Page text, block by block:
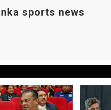
sports news